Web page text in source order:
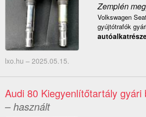
Zemplén
Volkswagen
gyújtótrafók
lxo.hu – 2025.05.15.
Audi 80 Kiegyenlítőtartály gyári
– használt